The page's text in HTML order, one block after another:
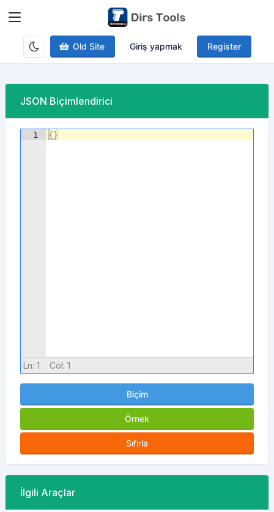
Old Site Giriş yapmak Register
JSON Biçimlendirici
1 {}
Ln: 1 Col: 1
Biçim
Örnek
Sıfırla
İlgili Araçlar